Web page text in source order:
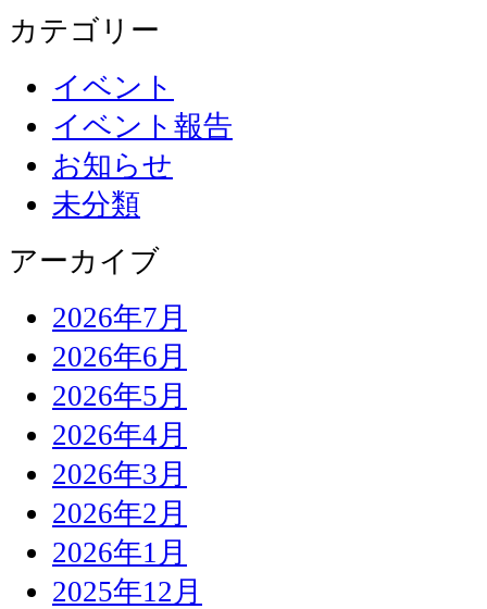
カテゴリー
イベント
イベント報告
お知らせ
未分類
アーカイブ
2026年7月
2026年6月
2026年5月
2026年4月
2026年3月
2026年2月
2026年1月
2025年12月